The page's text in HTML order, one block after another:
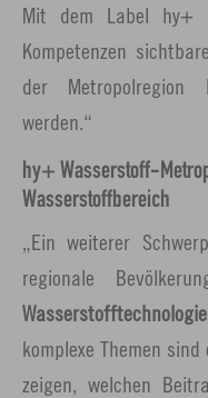
Mit dem Label hy+
Kompetenzen
der Metropolregion
werden.“
hy+ Wasserstoff-
Wasserstoffbereich
„Ein weiterer
regionale
Wasserstofftechnologie
komplexe Themen
zeigen, welchen